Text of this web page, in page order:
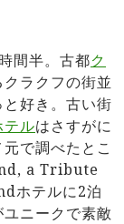
間半。古都ク
ラクフの街並
好き。古い街
テルはさすがに
で調べたとこ
a Tribute
ホテルに2泊
ニークで素敵